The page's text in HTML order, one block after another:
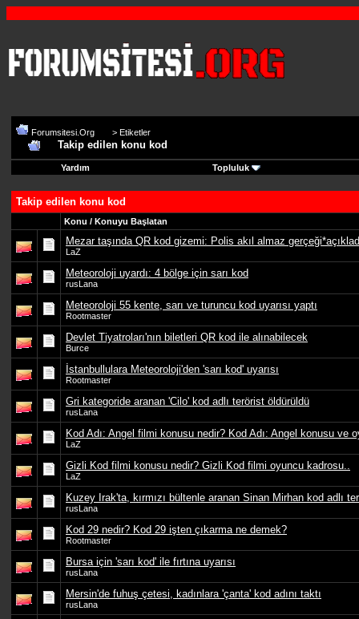
Forumsitesi.Org > Etiketler
Takip edilen konu kod
Yardım Topluluk
Takip edilen konu kod
Konu / Konuyu Başlatan
Mezar taşında QR kod gizemi: Polis akıl almaz
LaZ
Meteoroloji uyardı: 4 bölge için sarı kod
rusLana
Meteoroloji 55 kente, sarı ve turuncu kod uyarısı yaptı
Rootmaster
Devlet Tiyatroları'nın biletleri QR kod ile alınabilecek
Burce
İstanbullulara Meteoroloji'den 'sarı kod' uyarısı
Rootmaster
Gri kategoride aranan 'Cilo' kod adlı terörist öldürüldü
rusLana
Kod Adı: Angel filmi konusu nedir? Kod Adı: Angel konusu ve
LaZ
Gizli Kod filmi konusu nedir? Gizli Kod filmi oyuncu kadrosu..
LaZ
Kuzey Irak'ta, kırmızı bültenle aranan Sinan Mirhan kod adlı
rusLana
Kod 29 nedir? Kod 29 işten çıkarma ne demek?
Rootmaster
Bursa için 'sarı kod' ile fırtına uyarısı
rusLana
Mersin'de fuhuş çetesi, kadınlara 'çanta' kod adını taktı
rusLana